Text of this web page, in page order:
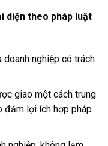
diện theo pháp luật
nghiệp có trách
giao một cách trung
đảm lợi ích hợp pháp